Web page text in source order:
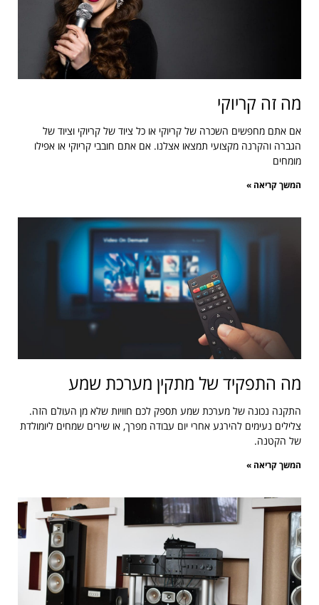
מה זה קריוקי
אם אתם מחפשים השכרה של קריוקי או כל ציוד של קריוקי וציוד של
הגברה והקרנה מקצועי תמצאו אצלנו. אם אתם חובבי קריוקי או אפילו
מומחים
המשך קריאה »
מה התפקיד של מתקין מערכת שמע
התקנה נכונה של מערכת שמע תספק לכם חוויות שלא מן העולם הזה.
צלילים נעימים להירגע אחרי יום עבודה מפרך, או שירים שמחים ליומולדת
של הקטנה.
המשך קריאה »